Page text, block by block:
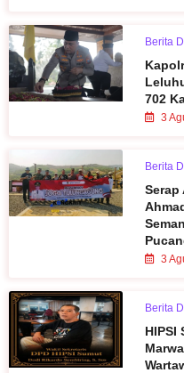
Berita
702
3
Berita
Serap
3
Berita
HIPSI